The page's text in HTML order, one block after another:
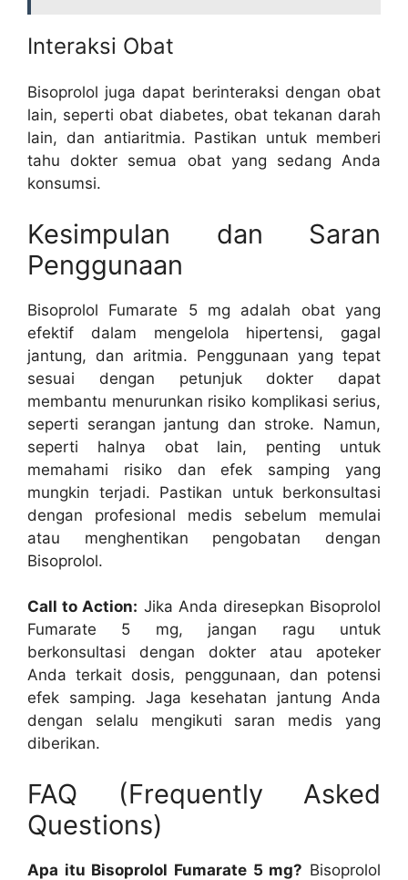
Interaksi Obat
Bisoprolol juga dapat berinteraksi dengan obat
lain, seperti obat diabetes, obat tekanan darah
lain, dan antiaritmia. Pastikan untuk memberi
tahu dokter semua obat yang sedang Anda
konsumsi.
Kesimpulan dan Saran
Penggunaan
Bisoprolol Fumarate 5 mg adalah obat yang
efektif dalam mengelola hipertensi, gagal
jantung, dan aritmia. Penggunaan yang tepat
sesuai dengan petunjuk dokter dapat
membantu menurunkan risiko komplikasi serius,
seperti serangan jantung dan stroke. Namun,
seperti halnya obat lain, penting untuk
memahami risiko dan efek samping yang
mungkin terjadi. Pastikan untuk berkonsultasi
dengan profesional medis sebelum memulai
atau menghentikan pengobatan dengan
Bisoprolol.
Call to Action: Jika Anda diresepkan Bisoprolol
Fumarate 5 mg, jangan ragu untuk
berkonsultasi dengan dokter atau apoteker
Anda terkait dosis, penggunaan, dan potensi
efek samping. Jaga kesehatan jantung Anda
dengan selalu mengikuti saran medis yang
diberikan.
FAQ (Frequently Asked
Questions)
Apa itu Bisoprolol Fumarate 5 mg? Bisoprolol